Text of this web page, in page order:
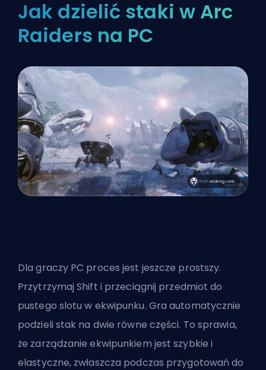
Jak dzielić staki w Arc
Raiders na PC
Dla graczy PC proces jest jeszcze prostszy.
Przytrzymaj Shift i przeciągnij przedmiot do
pustego slotu w ekwipunku. Gra automatycznie
podzieli stak na dwie równe części. To sprawia,
że zarządzanie ekwipunkiem jest szybkie i
elastyczne, zwłaszcza podczas przygotowań do